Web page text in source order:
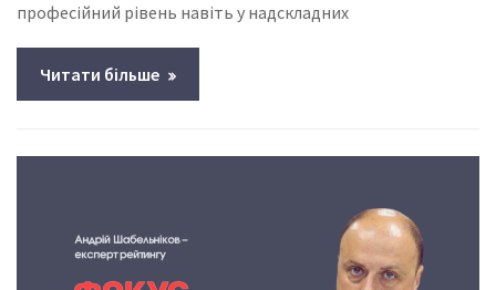
професійний рівень навіть у надскладних
Читати більше